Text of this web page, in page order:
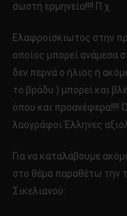
σωστή ερμηνεία!!!! Π.χ.
Ελαφροίσκιωτος στην
οποίος μπορεί ανάμεσα
δεν περνά ο ήλιος ή
το βράδυ ) μπορεί και
όπου και προανέφερα!!!!
λαογράφοι Έλληνες
Για να καταλάβουμε
στο θέμα παραθέτω την
Σικελιανού: